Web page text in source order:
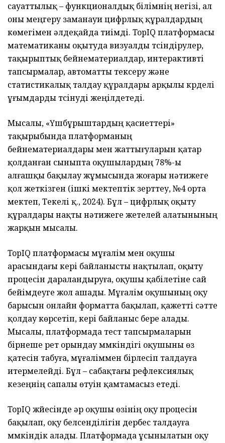
сауаттылық – функционалдық білімнің негізі, ал
оны меңгеру заманауи цифрлық құралдардың
көмегімен әлдеқайда тиімді. TopIQ платформасы
математиканы оқытуда визуалды түсіндірулер,
тақырыптық бейнематериалдар, интерактивті
тапсырмалар, автоматты тексеру және
статистикалық талдау құралдары арқылы күрделі
ұғымдарды түсінуді жеңілдетеді.
Мысалы, «Үшбұрыштардың қасиеттері»
тақырыбында платформаның
бейнематериалдары мен жаттығуларын қатар
қолданған сыныпта оқушылардың 78%-ы
алғашқы бақылау жұмысында жоғары нәтижеге
қол жеткізген (ішкі мектептік зерттеу, №4 орта
мектеп, Текелі қ., 2024). Бұл – цифрлық оқыту
құралдары нақты нәтижеге жетелей алатынының
жарқын мысалы.
TopIQ платформасы мұғалім мен оқушы
арасындағы кері байланысты нақтылап, оқыту
процесін дараландыруға, оқушы қабілетіне сай
бейімдеуге жол ашады. Мұғалім оқушының оқу
барысын онлайн форматта бақылап, қажетті сәтте
қолдау көрсетіп, кері байланыс бере алады.
Мысалы, платформада тест тапсырмаларын
бірнеше рет орындау мүмкіндігі оқушыны өз
қатесін табуға, мұғаліммен бірлесіп талдауға
итермелейді. Бұл – сабақтағы рефлексиялық
кезеңнің сапалы өтуін қамтамасыз етеді.
TopIQ жүйесінде әр оқушы өзінің оқу процесін
бақылап, оқу белсенділігін дербес талдауға
мүмкіндік алады. Платформада ұсынылатын оқу